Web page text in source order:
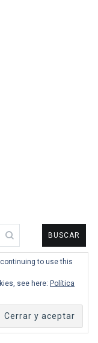
to use this
see here: Política